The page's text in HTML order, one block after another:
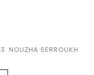
NOUZHA SERROUKH